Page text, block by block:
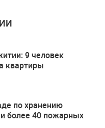
9 человек
квартиры
по хранению
более 40 пожарных